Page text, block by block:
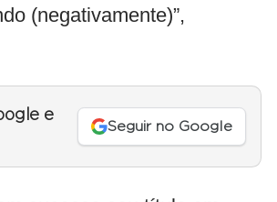
(negativamente)”,
e
Seguir no Google